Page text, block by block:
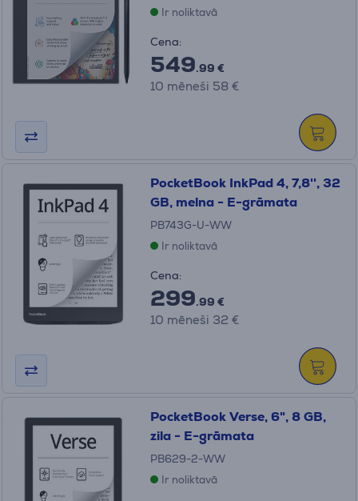
Ir noliktavā
Cena:
549.99 €
10 mēneši 58 €
PocketBook InkPad 4, 7,8'', 32
GB, melna - E-grāmata
PB743G-U-WW
Ir noliktavā
Cena:
299.99 €
10 mēneši 32 €
PocketBook Verse, 6", 8 GB,
zila - E-grāmata
PB629-2-WW
Ir noliktavā